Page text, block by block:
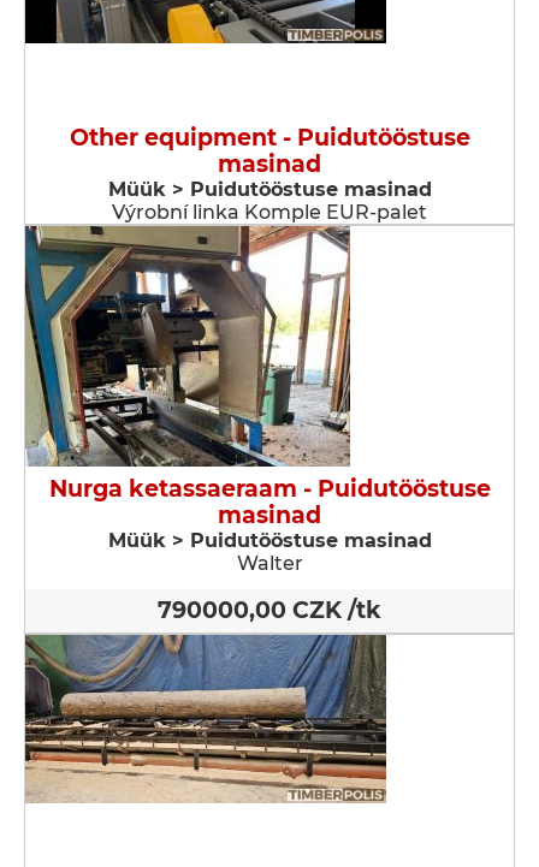
Other equipment - Puidutööstuse
masinad
Müük > Puidutööstuse masinad
Výrobní linka Komple EUR-palet
Nurga ketassaeraam - Puidutööstuse
masinad
Müük > Puidutööstuse masinad
Walter
790000,00 CZK /tk